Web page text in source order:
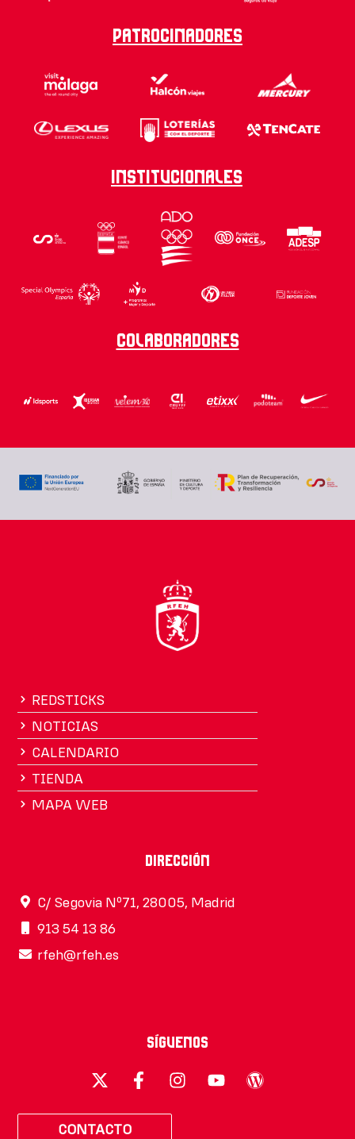
Patrocinadores
Institucionales
Colaboradores
REDSTICKS
NOTICIAS
CALENDARIO
TIENDA
MAPA WEB
Dirección
C/ Segovia Nº71, 28005, Madrid
913 54 13 86
rfeh@rfeh.es
Síguenos
CONTACTO